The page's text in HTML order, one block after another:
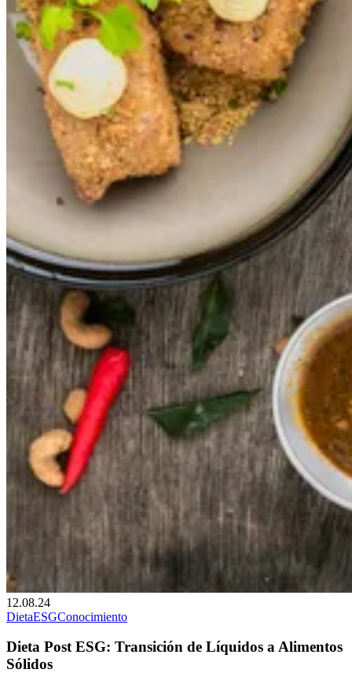
12.08.24
DietaESGConocimiento
Dieta Post ESG: Transición de Líquidos a Alimentos
Sólidos